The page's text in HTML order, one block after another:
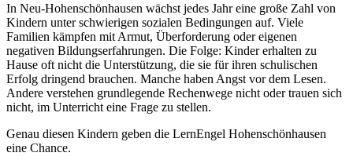
In Neu-Hohenschönhausen wächst jedes Jahr eine große Zahl von
Kindern unter schwierigen sozialen Bedingungen auf. Viele
Familien kämpfen mit Armut, Überforderung oder eigenen
negativen Bildungserfahrungen. Die Folge: Kinder erhalten zu
Hause oft nicht die Unterstützung, die sie für ihren schulischen
Erfolg dringend brauchen. Manche haben Angst vor dem Lesen.
Andere verstehen grundlegende Rechenwege nicht oder trauen sich
nicht, im Unterricht eine Frage zu stellen.
Genau diesen Kindern geben die LernEngel Hohenschönhausen
eine Chance.